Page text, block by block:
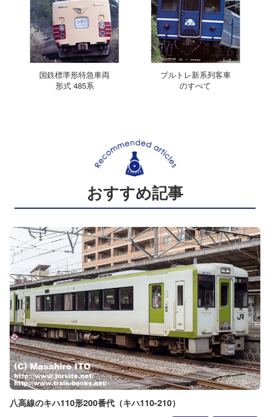
国鉄標準形特急車両
形式 485系
ブルトレ新系列客車
のすべて
おすすめ記事
八高線のキハ110形200番代（キハ110-210）